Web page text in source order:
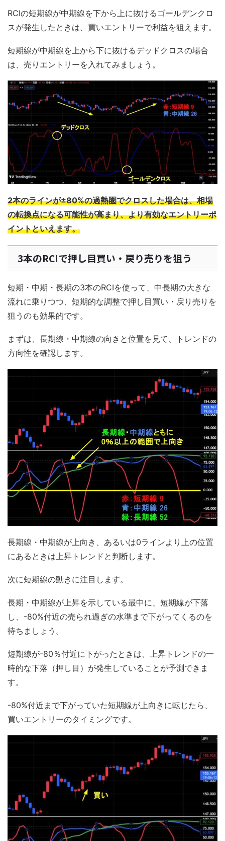
RCIの短期線が中期線を下から上に抜けるゴールデンクロ
スが発生したときは、買いエントリーで利益を狙えます。
短期線が中期線を上から下に抜けるデッドクロスの場合
は、売りエントリーを入れてみましょう。
2本のラインが±80%の過熱圏でクロスした場合は、相場
の転換点になる可能性が高まり、より有効なエントリーポ
イントといえます。
3本のRCIで押し目買い・戻り売りを狙う
短期・中期・長期の3本のRCIを使って、中長期の大きな
流れに乗りつつ、短期的な調整で押し目買い・戻り売りを
狙うのも効果的です。
まずは、長期線・中期線の向きと位置を見て、トレンドの
方向性を確認します。
長期線・中期線が上向き、あるいは0ラインより上の位置
にあるときは上昇トレンドと判断します。
次に短期線の動きに注目します。
長期・中期線が上昇を示している最中に、短期線が下落
し、-80%付近の売られ過ぎの水準まで下がってくるのを
待ちましょう。
短期線が-80％付近に下がったときは、上昇トレンドの一
時的な下落（押し目）が発生していることが予測できま
す。
-80%付近まで下がっていた短期線が上向きに転じたら、
買いエントリーのタイミングです。